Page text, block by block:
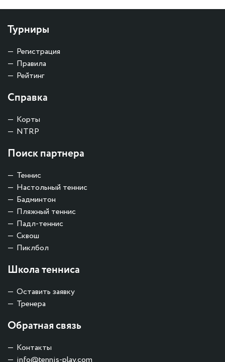
Турниры
Регистрация
Правила
Рейтинг
Справка
Корты
NTRP
Поиск партнера
Теннис
Настольный теннис
Бадминтон
Пляжный теннис
Падл-теннис
Сквош
Пиклбол
Школа тенниса
Оставить заявку
Тренера
Обратная связь
Контакты